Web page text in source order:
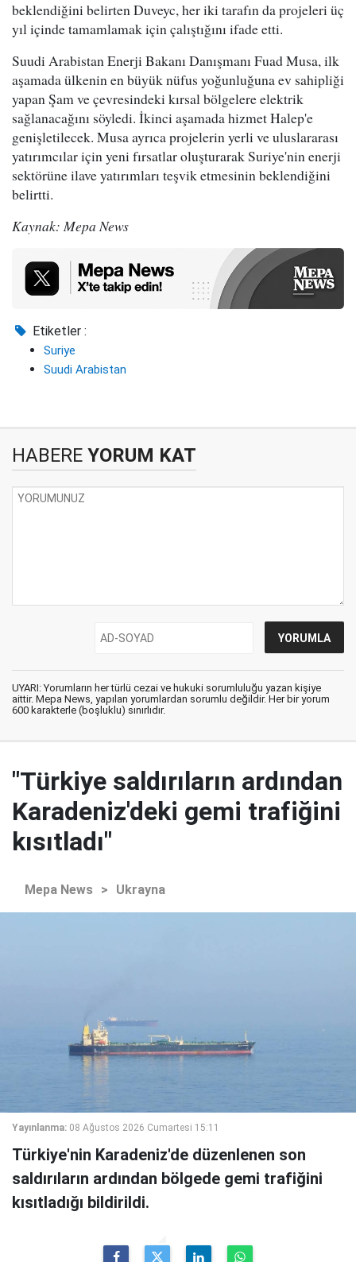
beklendiğini belirten Duveyc, her iki tarafın da projeleri üç
yıl içinde tamamlamak için çalıştığını ifade etti.
Suudi Arabistan Enerji Bakanı Danışmanı Fuad Musa, ilk
aşamada ülkenin en büyük nüfus yoğunluğuna ev sahipliği
yapan Şam ve çevresindeki kırsal bölgelere elektrik
sağlanacağını söyledi. İkinci aşamada hizmet Halep'e
genişletilecek. Musa ayrıca projelerin yerli ve uluslararası
yatırımcılar için yeni fırsatlar oluşturarak Suriye'nin enerji
sektörüne ilave yatırımları teşvik etmesinin beklendiğini
belirtti.
Kaynak: Mepa News
Etiketler :
Suriye
Suudi Arabistan
HABERE YORUM KAT
UYARI: Yorumların her türlü cezai ve hukuki sorumluluğu yazan kişiye
aittir. Mepa News, yapılan yorumlardan sorumlu değildir. Her bir yorum
600 karakterle (boşluklu) sınırlıdır.
"Türkiye saldırıların ardından
Karadeniz'deki gemi trafiğini
kısıtladı"
Mepa News > Ukrayna
Yayınlanma: 08 Ağustos 2026 Cumartesi 15:11
Türkiye'nin Karadeniz'de düzenlenen son
saldırıların ardından bölgede gemi trafiğini
kısıtladığı bildirildi.